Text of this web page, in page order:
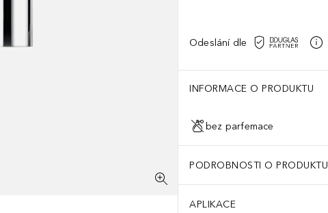
Odeslání dle
INFORMACE O PRODUKTU
bez parfemace
PODROBNOSTI O PRODUKTU
APLIKACE